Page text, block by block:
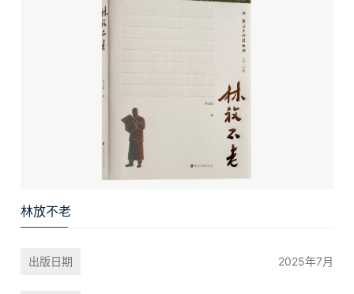
林放不老
出版日期 2025年7月